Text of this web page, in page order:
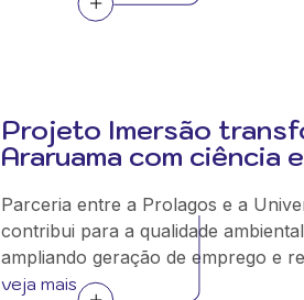
Projeto Imersão
Araruama com ciência
Parceria entre a Prolagos e a
contribui para a qualidade
ampliando geração de emprego e
veja mais